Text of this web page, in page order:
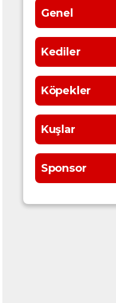
Genel
Kediler
Köpekler
Kuşlar
Sponsor